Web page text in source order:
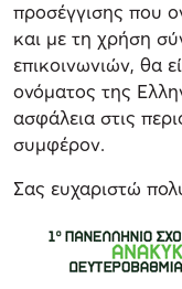
προσέγγισης που
και με τη χρήση
επικοινωνιών, θα
ονόματος της
ασφάλεια στις
συμφέρον.
Σας ευχαριστώ